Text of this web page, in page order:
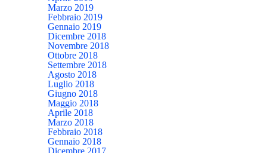
Marzo 2019
Febbraio 2019
Gennaio 2019
Dicembre 2018
Novembre 2018
Ottobre 2018
Settembre 2018
Agosto 2018
Luglio 2018
Giugno 2018
Maggio 2018
Aprile 2018
Marzo 2018
Febbraio 2018
Gennaio 2018
Dicembre 2017